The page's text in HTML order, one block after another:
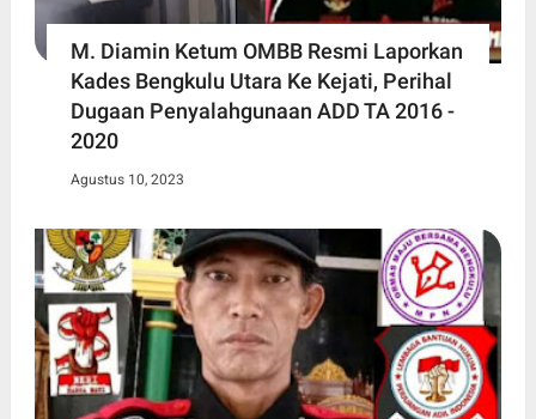
M. Diamin Ketum OMBB Resmi Laporkan
Kades Bengkulu Utara Ke Kejati, Perihal
Dugaan Penyalahgunaan ADD TA 2016 -
2020
Agustus 10, 2023